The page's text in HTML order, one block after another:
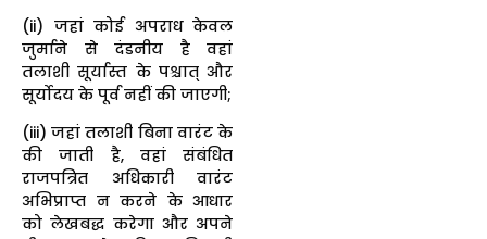
(ii) जहां कोई अपराध केवल
जुर्माने से दंडनीय है वहां
तलाशी सूर्यास्त के पश्चात् और
सूर्योदय के पूर्व नहीं की जाएगी;
(iii) जहां तलाशी बिना वारंट के
की जाती है, वहां संबंधित
राजपत्रित अधिकारी वारंट
अभिप्राप्त न करने के आधार
को लेखबद्ध करेगा और अपने